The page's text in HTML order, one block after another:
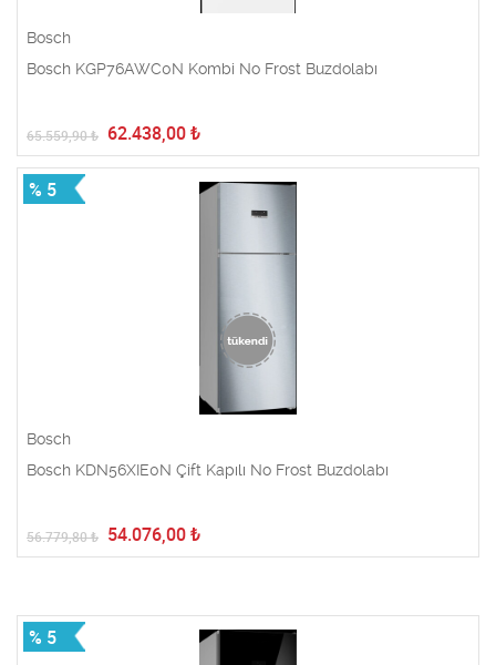
Bosch
Bosch KGP76AWC0N Kombi No Frost Buzdolabı
65.559,90₺ 62.438,00 ₺
% 5
Bosch
Bosch KDN56XIE0N Çift Kapılı No Frost Buzdolabı
56.779,80₺ 54.076,00 ₺
% 5